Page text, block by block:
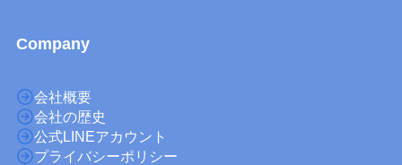
Company
会社概要
会社の歴史
公式LINEアカウント
プライバシーポリシー